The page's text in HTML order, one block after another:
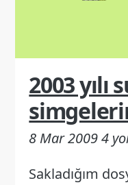
2003 yılı
8 Mar 20094
Sakladığım